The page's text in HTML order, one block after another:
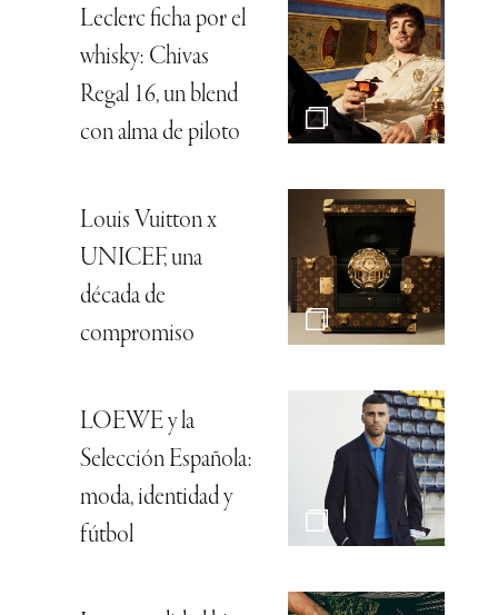
Leclerc ficha por el
whisky: Chivas
Regal 16, un blend
con alma de piloto
Louis Vuitton x
UNICEF, una
década de
compromiso
LOEWE y la
Selección Española:
moda, identidad y
fútbol